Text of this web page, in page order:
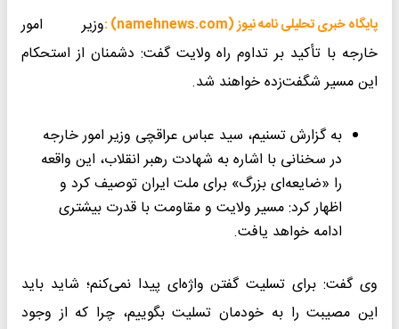
پایگاه خبری تحلیلی نامه نیوز (namehnews.com) :
​وزیر امور
خارجه با تأکید بر تداوم راه ولایت گفت: دشمنان از استحکام
این مسیر شگفت‌زده خواهند شد.
به گزارش تسنیم، سید عباس عراقچی وزیر امور خارجه
در سخنانی با اشاره به شهادت رهبر انقلاب، این واقعه
را «ضایعه‌ای بزرگ» برای ملت ایران توصیف کرد و
اظهار کرد: مسیر ولایت و مقاومت با قدرت بیشتری
ادامه خواهد یافت.
وی گفت: برای تسلیت گفتن واژه‌ای پیدا نمی‌کنم؛ شاید باید
این مصیبت را به خودمان تسلیت بگوییم، چرا که از وجود